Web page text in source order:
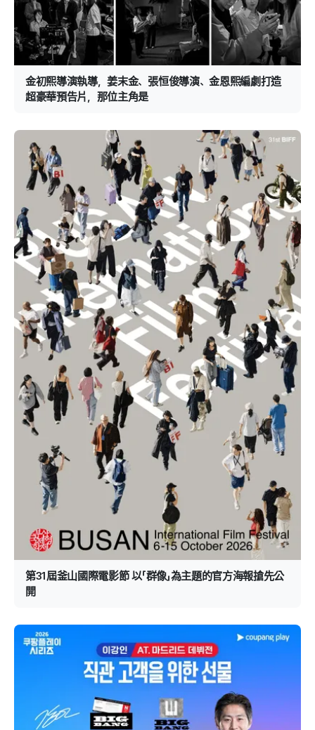
金初熙導演執導，姜末金、張恒俊導演、金恩熙編劇打造
超豪華預告片，那位主角是
第31屆釜山國際電影節 以「群像」為主題的官方海報搶先公
開